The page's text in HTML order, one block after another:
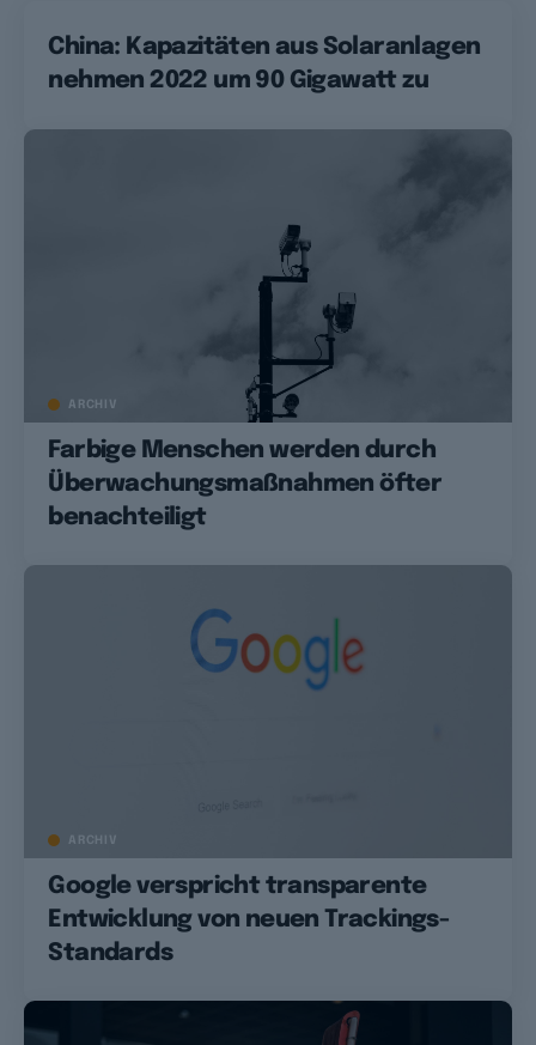
China: Kapazitäten aus Solaranlagen
nehmen 2022 um 90 Gigawatt zu
ARCHIV
Farbige Menschen werden durch
Überwachungsmaßnahmen öfter
benachteiligt
ARCHIV
Google verspricht transparente
Entwicklung von neuen Trackings-
Standards